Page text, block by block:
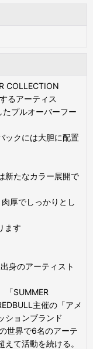
COLLECTION
るアーティス
たプルオーバーフー
ックには大胆に配置
新たなカラー展開で
厚でしっかりとし
ます
身のアーティスト
「SUMMER
主催の「アメ
ションブランド
世界で6名のアーテ
て活動を続ける。